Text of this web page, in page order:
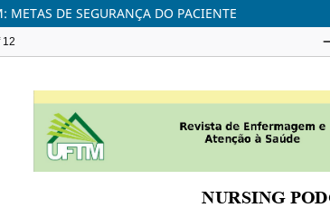
METAS DE SEGURANÇA DO PACIENTE